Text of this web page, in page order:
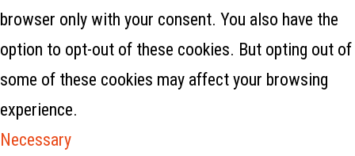
browser only with your consent. You also have the
option to opt-out of these cookies. But opting out of
some of these cookies may affect your browsing
experience.
Necessary